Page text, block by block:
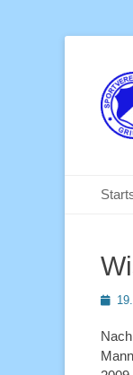
Inhalt
Posted